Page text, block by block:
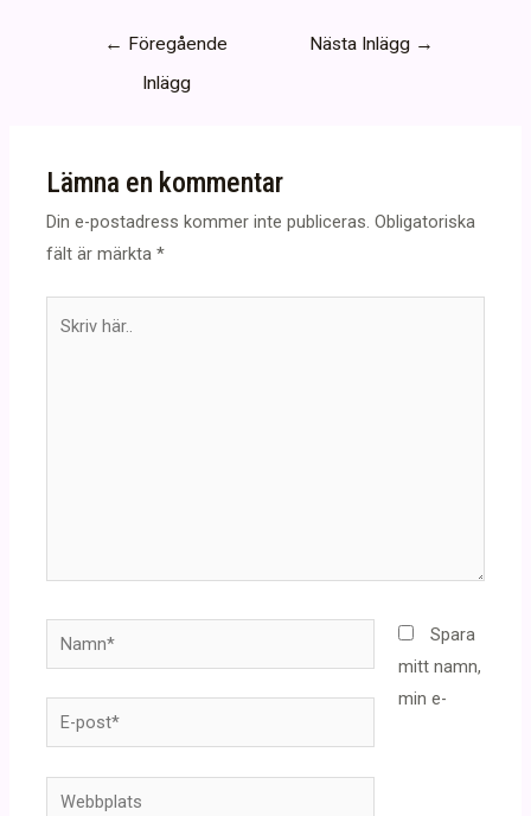
Inläggsnavigering
← Föregående
Inlägg
Nästa Inlägg →
Lämna en kommentar
Din e-postadress kommer inte publiceras. Obligatoriska
fält är märkta*
Namn*
E-
post*
Webbplats
Spara
mitt namn,
min e-